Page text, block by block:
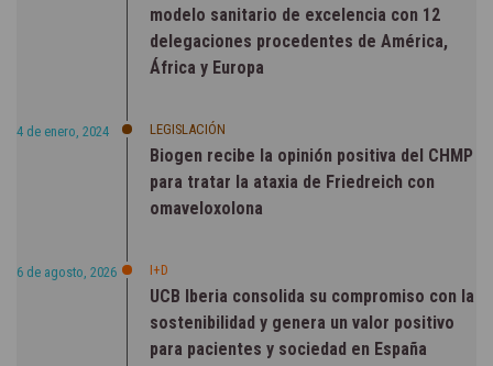
modelo sanitario de excelencia con 12
delegaciones procedentes de América,
África y Europa
4 de enero, 2024 LEGISLACIÓN
Biogen recibe la opinión positiva del CHMP
para tratar la ataxia de Friedreich con
omaveloxolona
6 de agosto, 2026 I+D
UCB Iberia consolida su compromiso con la
sostenibilidad y genera un valor positivo
para pacientes y sociedad en España